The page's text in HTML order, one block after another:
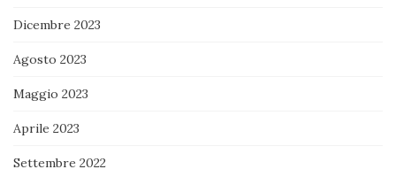
Dicembre 2023
Agosto 2023
Maggio 2023
Aprile 2023
Settembre 2022